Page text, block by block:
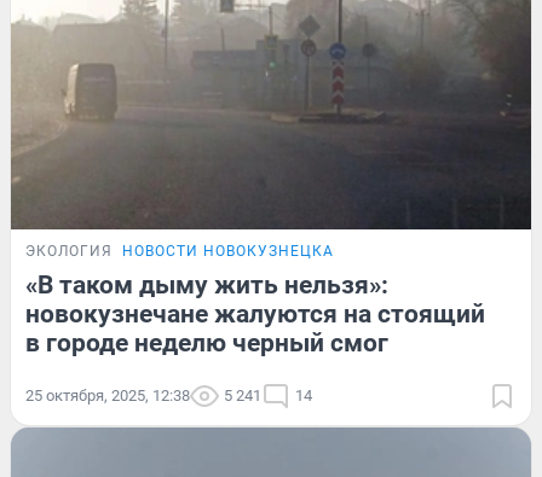
ЭКОЛОГИЯ НОВОСТИ НОВОКУЗНЕЦКА
«В таком дыму жить нельзя»:
новокузнечане жалуются на стоящий
в городе неделю черный смог
25 октября, 2025, 12:38 5 241 14